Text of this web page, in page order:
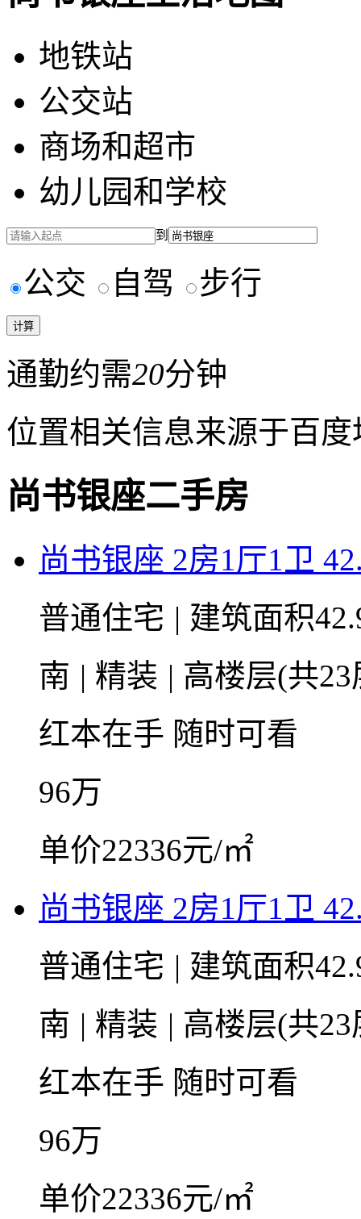
地铁站
公交站
商场和超市
幼儿园和学校
到
公交 自驾 步行
通勤约需20分钟
位置相关信息来源于百
尚书银座二手房
尚书银座 2房1厅1卫
普通住宅 | 建筑面积
南 | 精装 | 高楼层(共
红本在手 随时可看
96万
单价22336元/㎡
尚书银座 2房1厅1卫
普通住宅 | 建筑面积
南 | 精装 | 高楼层(共
红本在手 随时可看
96万
单价22336元/㎡